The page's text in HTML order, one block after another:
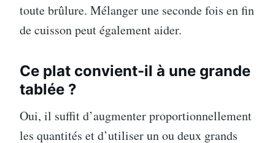
toute brûlure. Mélanger une seconde fois en fin
de cuisson peut également aider.
Ce plat convient-il à une grande
tablée ?
Oui, il suffit d’augmenter proportionnellement
les quantités et d’utiliser un ou deux grands